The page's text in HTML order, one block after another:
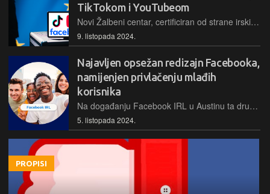
TikTokom i YouTubeom
Novi Žalbeni centar, certificiran od strane irskih regulatora, uskoro će početi zaprimati pritužbe vezane uz odluke o moderiranju sadržaja. Rješavanje slučaja unutar 90-dnevnog roka uz naknadu od 6 eura.
9. listopada 2024.
Najavljen opsežan redizajn Facebooka,
namijenjen privlačenju mlađih
korisnika
Na događanju Facebook IRL u Austinu ta društvena mreža najavila je nadolazeći redizajn svoje platforme, s naglaskom na video sadržaje, lokalnu zajednicu i funkcije umjetne inteligencije
5. listopada 2024.
PROPISI